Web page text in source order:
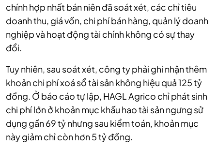
chính hợp nhất bán niên đã soát xét, các chỉ tiêu
doanh thu, giá vốn, chi phí bán hàng, quản lý doanh
nghiệp và hoạt động tài chính không có sự thay
khoản chi phí xoá sổ tài sản không hiệu quả 125 tỷ
đồng. Ở báo cáo tự lập, HAGL Agrico chỉ phát sinh
chi phí lớn ở khoản mục khấu hao tài sản ngưng sử
dụng gần 69 tỷ nhưng sau kiểm toán, khoản mục